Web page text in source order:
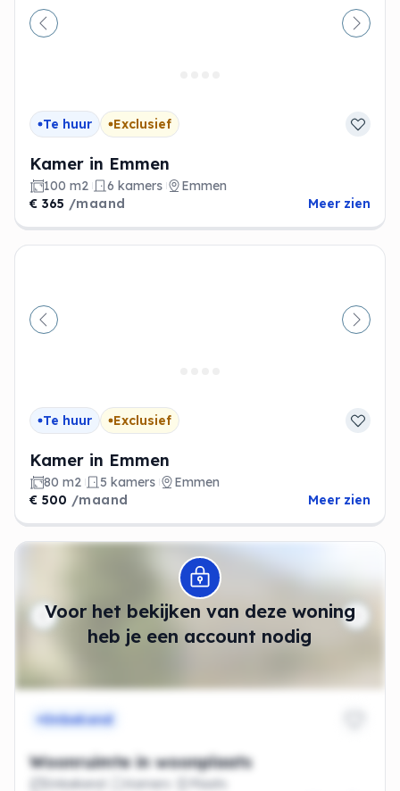
Vorige
Te huur Exclusief
Kamer in Emmen
100 m2 6 kamers
Emmen
€ 365 /maand Meer zien
Vorige
Te huur Exclusief
Kamer in Emmen
80 m2 5 kamers
Emmen
€ 500 /maand Meer zien
Voor het bekijken van deze woning
heb je een account nodig
Modal openen
Onbekend
Woonruimte in woonplaats
Onbekend Kamers Plaats